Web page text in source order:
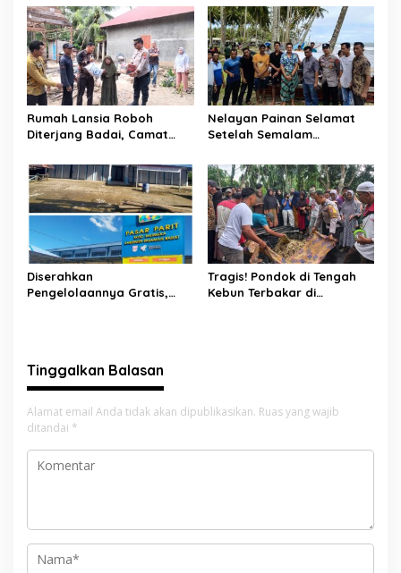
Jembatan Gantung
Bergerak
Rumah Lansia Roboh
Diterjang Badai, Camat
Tangan
Nelayan Painan Selamat
Setelah Semalam
Ditemukan Warga Lakitan
Selatan
Diserahkan
Pengelolaannya Gratis,
Tragis! Pondok di Tengah
Kebun Terbakar di
Tinggalkan Balasan
Alamat email Anda tidak akan dipublikasikan. Ruas yang wajib
ditandai *